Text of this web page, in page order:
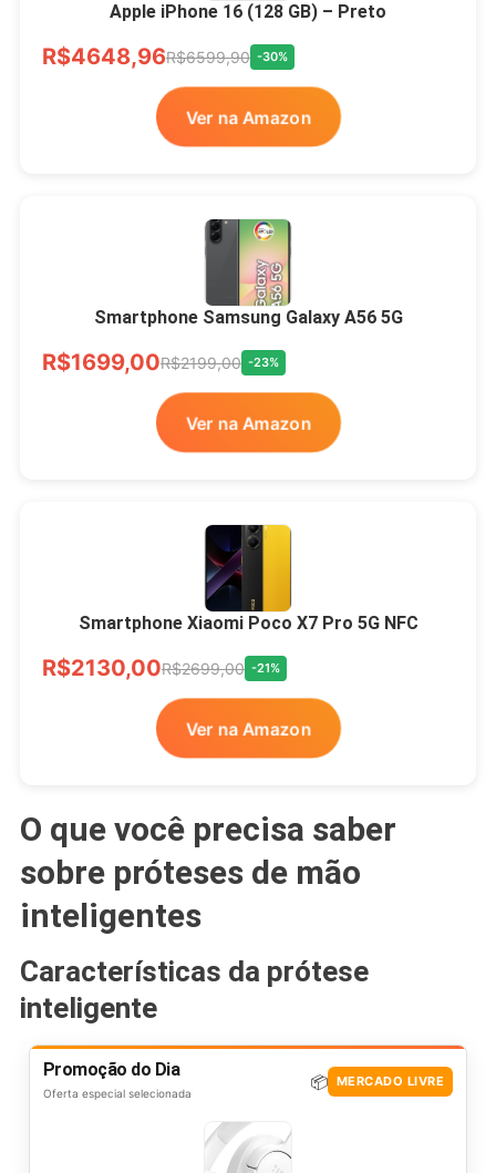
Apple iPhone 16 (128 GB) – Preto
R$4648,96R$6599,90 -30%
Ver na Amazon
Smartphone Samsung Galaxy A56 5G
R$1699,00R$2199,00 -23%
Ver na Amazon
Smartphone Xiaomi Poco X7 Pro 5G NFC
R$2130,00R$2699,00 -21%
Ver na Amazon
O que você precisa saber
sobre próteses de mão
inteligentes
Características da prótese
inteligente
Promoção do Dia
Oferta especial selecionada
📦 MERCADO LIVRE